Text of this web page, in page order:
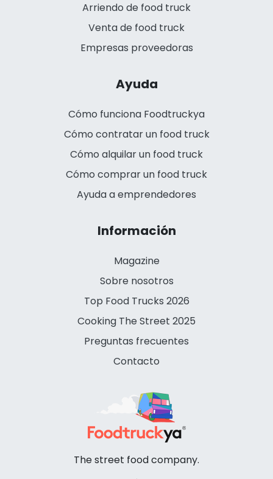
Arriendo de food truck
Venta de food truck
Empresas proveedoras
Ayuda
Cómo funciona Foodtruckya
Cómo contratar un food truck
Cómo alquilar un food truck
Cómo comprar un food truck
Ayuda a emprendedores
Información
Magazine
Sobre nosotros
Top Food Trucks 2026
Cooking The Street 2025
Preguntas frecuentes
Contacto
The street food company.